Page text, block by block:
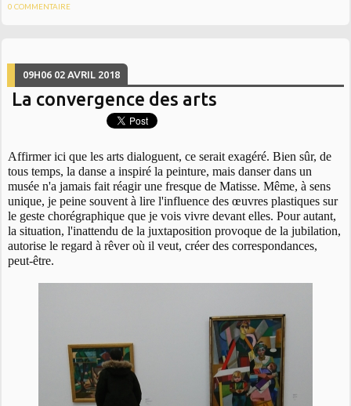
0 COMMENTAIRE
09H06 02 AVRIL 2018
La convergence des arts
Affirmer ici que les arts dialoguent, ce serait exagéré. Bien sûr, de
tous temps, la danse a inspiré la peinture, mais danser dans un
musée n'a jamais fait réagir une fresque de Matisse. Même, à sens
unique, je peine souvent à lire l'influence des œuvres plastiques sur
le geste chorégraphique que je vois vivre devant elles. Pour autant,
la situation, l'inattendu de la juxtaposition provoque de la jubilation,
autorise le regard à rêver où il veut, créer des correspondances,
peut-être.